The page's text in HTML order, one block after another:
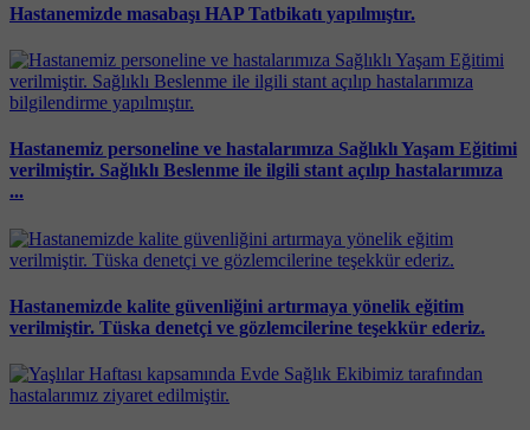
Hastanemizde masabaşı HAP Tatbikatı yapılmıştır.
Hastanemiz personeline ve hastalarımıza Sağlıklı Yaşam Eğitimi
verilmiştir. Sağlıklı Beslenme ile ilgili stant açılıp hastalarımıza
...
Hastanemizde kalite güvenliğini artırmaya yönelik eğitim
verilmiştir. Tüska denetçi ve gözlemcilerine teşekkür ederiz.